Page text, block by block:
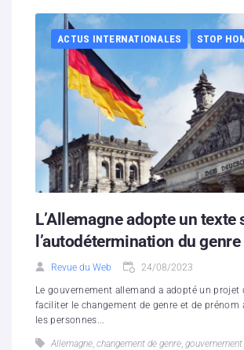
ACTUS INTERNATIONALES STOP
L’Allemagne adopte un texte
l’autodétermination du genre
Revue du Web 24/08/2023
Le gouvernement allemand a adopté un projet
faciliter le changement de genre et de prénom
les personnes...
Allemagne, changement de genre,